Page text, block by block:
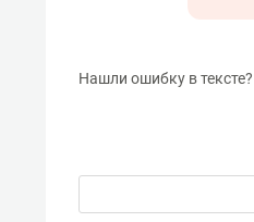
Нашли ошибку в